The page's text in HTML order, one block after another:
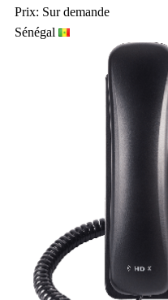
Prix: Sur demande
Sénégal